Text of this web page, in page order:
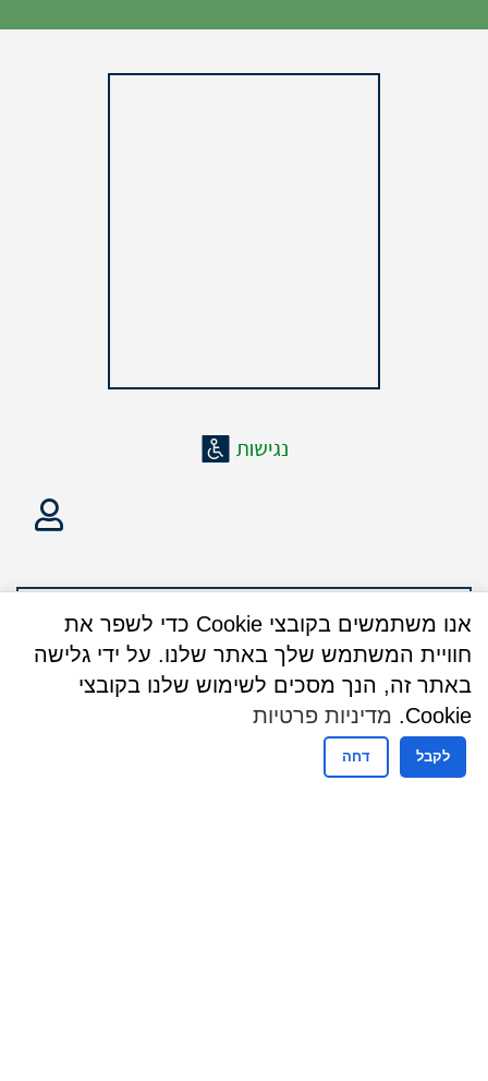
אנו משתמשים בקובצי Cookie כדי לשפר את
חוויית המשתמש שלך באתר שלנו. על ידי גלישה
באתר זה, הנך מסכים לשימוש שלנו בקובצי
Cookie.
מדיניות פרטיות
לקבל דחה